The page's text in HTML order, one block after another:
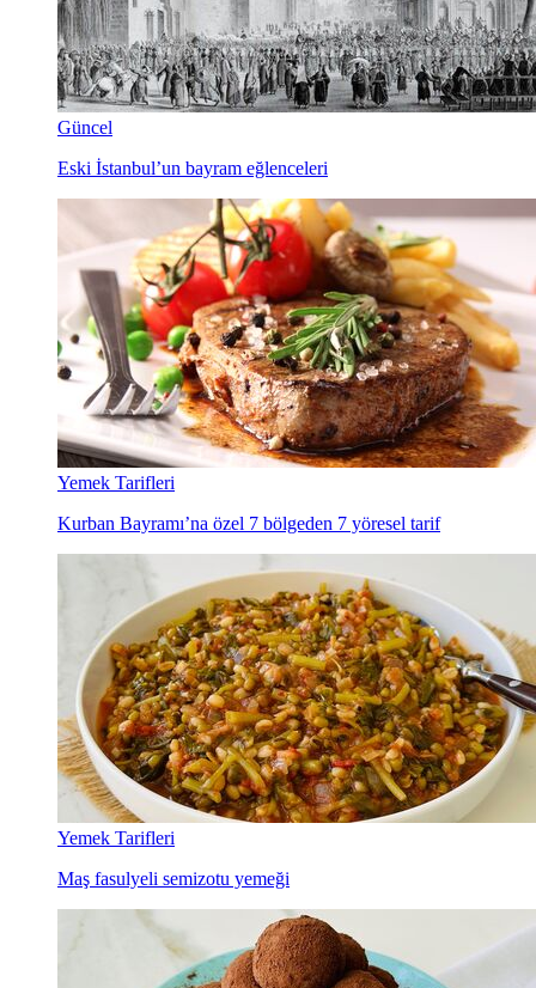
Güncel
Bayram tatilinde evde kalacaklara öneriler
Güncel
Eski İstanbul’un bayram eğlenceleri
Yemek Tarifleri
Kurban Bayramı’na özel 7 bölgeden 7 yöresel tarif